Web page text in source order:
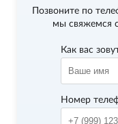
Позвоните по
мы свяжемся
Как вас
Номер